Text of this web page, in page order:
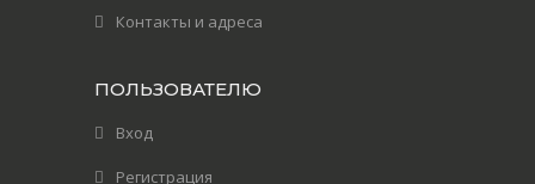
Контакты и адреса
ПОЛЬЗОВАТЕЛЮ
Вход
Регистрация